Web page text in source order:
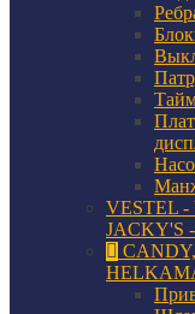
VESTEL -
JACKY'S